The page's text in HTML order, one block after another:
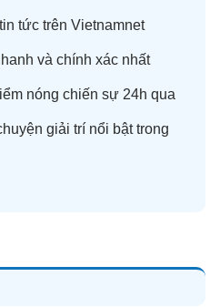
tin tức trên Vietnamnet
và chính xác nhất
nóng chiến sự 24h qua
giải trí nổi bật trong